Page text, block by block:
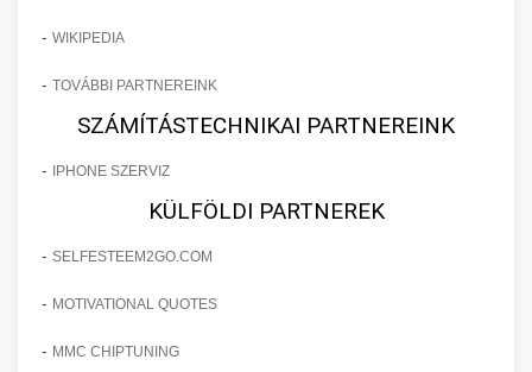
- WIKIPEDIA
- TOVÁBBI PARTNEREINK
SZÁMÍTÁSTECHNIKAI PARTNEREINK
- IPHONE SZERVIZ
KÜLFÖLDI PARTNEREK
- SELFESTEEM2GO.COM
- MOTIVATIONAL QUOTES
- MMC CHIPTUNING